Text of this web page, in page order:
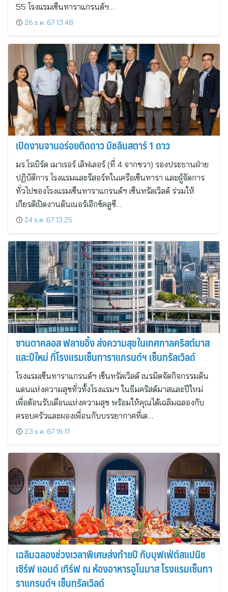
55 โรงแรมเซ็นทาราแกรนด์ฯ…
26 ธ.ค. 67 13:48
เปิดงานจานอร่อยติดดาว มิชลินสตาร์ 1 ดาว
มร.โรเบิร์ต เมาเรอร์ เลิฟเลอร์ (ที่ 4 จากขวา) รองประธานฝ่าย
ปฏิบัติการ โรงแรมและรีสอร์ทในเครือเซ็นทารา และผู้จัดการ
ทั่วไปของโรงแรมเซ็นทาราแกรนด์ฯ เซ็นทรัลเวิลด์ ร่วมให้
เกียรติเปิดงานดินเนอร์เอ๊กซ์คลูซี…
24 ธ.ค. 67 13:25
ซานตาคลอส ฟลายอิ้ง ส่งความสุขในเทศกาลคริสต์มาส
และปีใหม่ ที่โรงแรมเซ็นทาราแกรนด์ฯ เซ็นทรัลเวิลด์
โรงแรมเซ็นทาราแกรนด์ฯ เซ็นทรัลเวิลด์ เนรมิตจัดกิจกรรมดิน
แดนแห่งความสุขทั่วทั้งโรงแรมฯ ในธีมคริสต์มาสและปีใหม่
เพื่อต้อนรับเดือนแห่งความสุข พร้อมให้คุณได้เฉลิมฉลองกับ
ครอบครัวและผองเพื่อนกับบรรยากาศที่เต…
23 ธ.ค. 67 16:17
เฉลิมฉลองช่วงเวลาพิเศษส่งท้ายปี กับบุฟเฟ่ต์สแปนิช
เซิร์ฟ แอนด์ เทิร์ฟ ณ ห้องอาหารอูโนมาส โรงแรมเซ็นทา
ราแกรนด์ฯ เซ็นทรัลเวิลด์